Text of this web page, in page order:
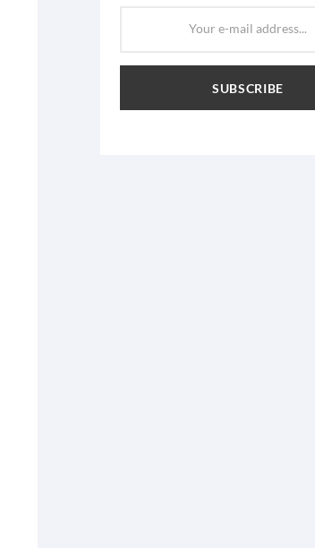
Your e-mail address...
SUBSCRIBE